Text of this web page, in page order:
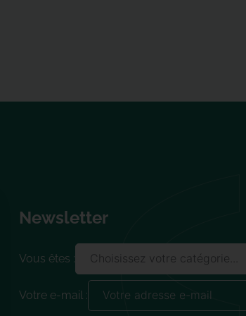
Newsletter
Vous êtes :
Votre e-mail :